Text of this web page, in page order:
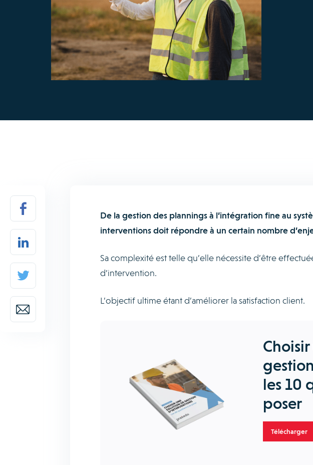
De la gestion des plannings à l’intégration fine au
interventions doit répondre à un certain nombre
Sa complexité est telle qu’elle nécessite d’être
d’intervention.
L’objectif ultime étant d’améliorer la satisfaction client.
les 10
poser
Télécharger